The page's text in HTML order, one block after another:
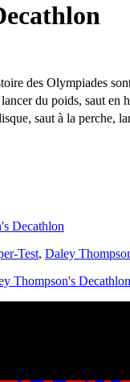
des Olympiades
du poids, saut en
saut à la perche,
Decathlon
Test, Daley
Thompson's Decathlon